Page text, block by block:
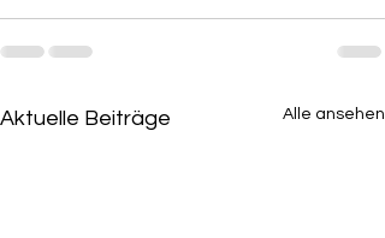
Aktuelle Beiträge Alle ansehen